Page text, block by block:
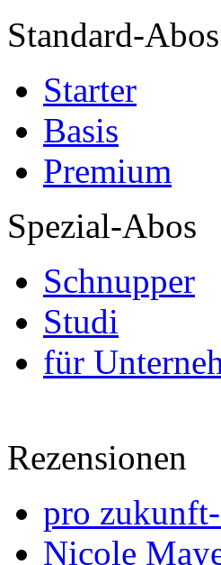
Standard-Abos
Starter
Basis
Premium
Spezial-Abos
Schnupper
Studi
für
Rezensionen
pro
Nicole